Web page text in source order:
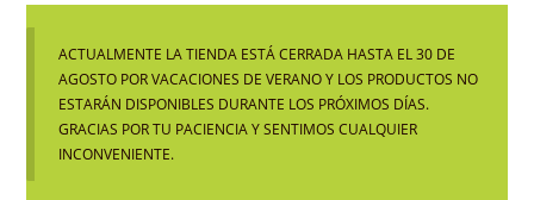
ACTUALMENTE LA TIENDA ESTÁ CERRADA HASTA EL 30 DE
AGOSTO POR VACACIONES DE VERANO Y LOS PRODUCTOS NO
ESTARÁN DISPONIBLES DURANTE LOS PRÓXIMOS DÍAS.
GRACIAS POR TU PACIENCIA Y SENTIMOS CUALQUIER
INCONVENIENTE.